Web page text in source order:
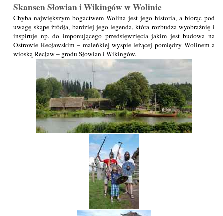
Skansen Słowian i Wikingów w Wolinie
Chyba największym bogactwem Wolina jest jego historia, a biorąc pod
uwagę skąpe źródła, bardziej jego legenda, która rozbudza wyobraźnię i
inspiruje np. do imponującego przedsięwzięcia jakim jest budowa na
Ostrowie Recławskim – maleńkiej wyspie leżącej pomiędzy Wolinem a
wioską Recław – grodu Słowian i Wikingów.